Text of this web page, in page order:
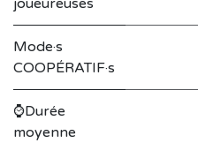
joueureuses
Mode·s
COOPÉRATIF·s
⌚Durée
moyenne